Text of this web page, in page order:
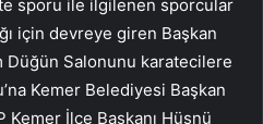
sporu ile ilgilenen sporcular
için devreye giren Başkan
Düğün Salonunu karatecilere
Kemer Belediyesi Başkan
Kemer İlçe Başkanı Hüsnü